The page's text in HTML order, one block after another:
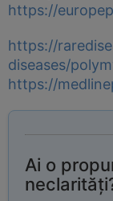
https://
https://
diseases/
https://
Ai o